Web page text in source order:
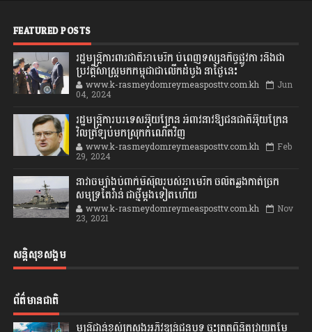
FEATURED POSTS
រដ្ឋមន្រ្តីការពារជាតិអាមេរិក បំពេញទស្សនកិច្ចផ្លូវកា រនិងជា
ប្រវត្តិសាស្រ្តមកកម្ពុជាជាលើកដំបូង នាថ្ងៃនេះ
www.k-rasmeydomreymeasposttv.com.kh Jun
04, 2024
រដ្ឋមន្ត្រីការបរទេសអ៊ុយក្រែន អំពាវនាវឱ្យជនជាតិអ៊ុយក្រែន
វិលត្រឡប់មកស្រុកកំណើតវិញ
www.k-rasmeydomreymeasposttv.com.kh Feb
29, 2024
នាវាចម្បាំងបំពាក់មីស៊ីលរបស់អាមេរិក ចល័តឆ្លងកាត់ច្រក
សមុទ្រតៃវ៉ាន់ ជាថ្មីម្តងទៀតហើយ
www.k-rasmeydomreymeasposttv.com.kh Nov
23, 2021
សន្តិសុខសង្គម
ព័ត៌មានជាតិ
មន្ត្រីជាន់ខ្ពស់ក្រសួងអភិវឌ្ឍន៍ជនបទ ចុះត្រួតពិនិត្យវាយតម្លៃ